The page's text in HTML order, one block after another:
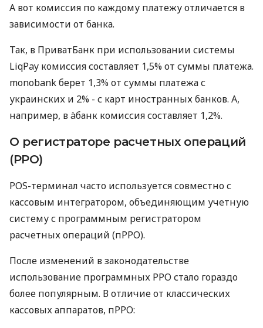
А вот комиссия по каждому платежу отличается в
зависимости от банка.
Так, в ПриватБанк при использовании системы
LiqPay комиссия составляет 1,5% от суммы платежа.
monobank берет 1,3% от суммы платежа с
украинских и 2% - с карт иностранных банков. А,
например, в àбанк комиссия составляет 1,2%.
О регистраторе расчетных операций
(РРО)
POS-терминал часто используется совместно с
кассовым интегратором, объединяющим учетную
систему с программным регистратором
расчетных операций (пРРО).
После изменений в законодательстве
использование программных РРО стало гораздо
более популярным. В отличие от классических
кассовых аппаратов, пРРО: